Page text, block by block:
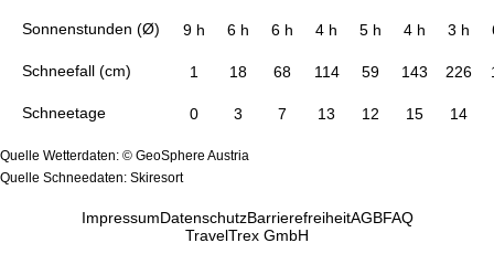
Sonnenstunden (Ø)
Schneefall (cm)
Schneetage
9 h 6 h 6 h 4 h 5 h 4 h 3 h
1 18 68 114 59 143 226
0 3 7 13 12 15 14
Quelle Wetterdaten: © GeoSphere Austria
Quelle Schneedaten: Skiresort
ImpressumDatenschutzBarrierefreiheitAGBFAQ
TravelTrex GmbH